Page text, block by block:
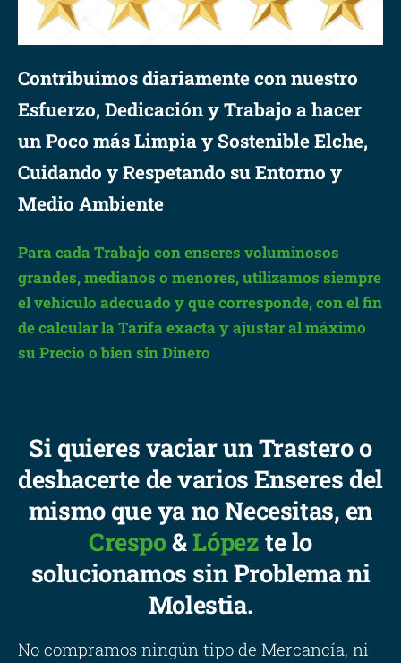
Contribuimos diariamente con nuestro
Esfuerzo, Dedicación y Trabajo a hacer
un Poco más Limpia y Sostenible Elche,
Cuidando y Respetando su Entorno y
Medio Ambiente
Para cada Trabajo con enseres voluminosos
grandes, medianos o menores, utilizamos siempre
el vehículo adecuado y que corresponde, con el fin
de calcular la Tarifa exacta y ajustar al máximo
su Precio o bien sin Dinero
Si quieres vaciar un Trastero o
deshacerte de varios Enseres del
mismo que ya no Necesitas, en
Crespo&Lópezte lo
solucionamos sin Problema ni
Molestia.
No compramos ningún tipo de Mercancía, ni